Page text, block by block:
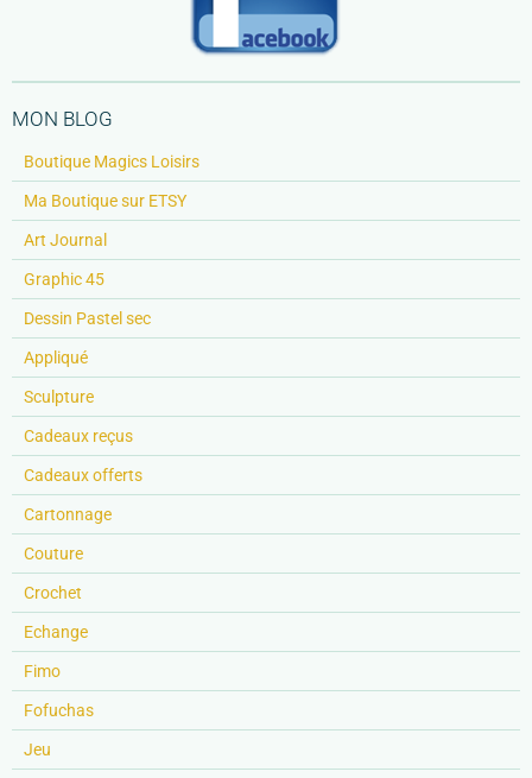
MON BLOG
Boutique Magics Loisirs
Ma Boutique sur ETSY
Art Journal
Graphic 45
Dessin Pastel sec
Appliqué
Sculpture
Cadeaux reçus
Cadeaux offerts
Cartonnage
Couture
Crochet
Echange
Fimo
Fofuchas
Jeu